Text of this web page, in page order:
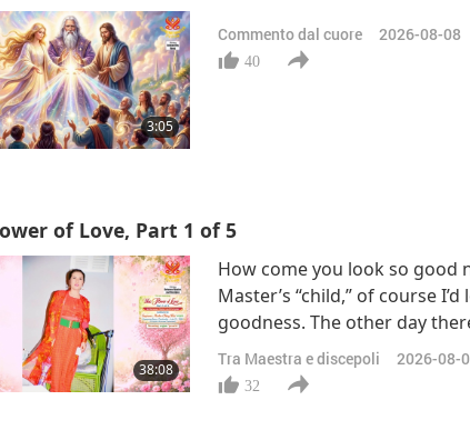
3:05
Commento dal cuore 2026-08-08
40
of Love, Part 1 of 5
38:08
How come you look so good
Master’s “child,” of course
goodness. The other day
already. Now you are about
about eating. Very exciting.
Tra Maestra e discepoli 2026-08-
32